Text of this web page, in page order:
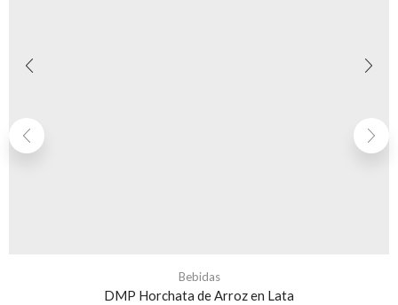
Bebidas
DMP Horchata de Arroz en Lata